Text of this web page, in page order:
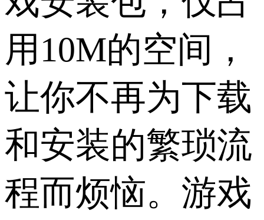
用10M的空间，
让你不再为下载
和安装的繁琐流
程而烦恼。游戏